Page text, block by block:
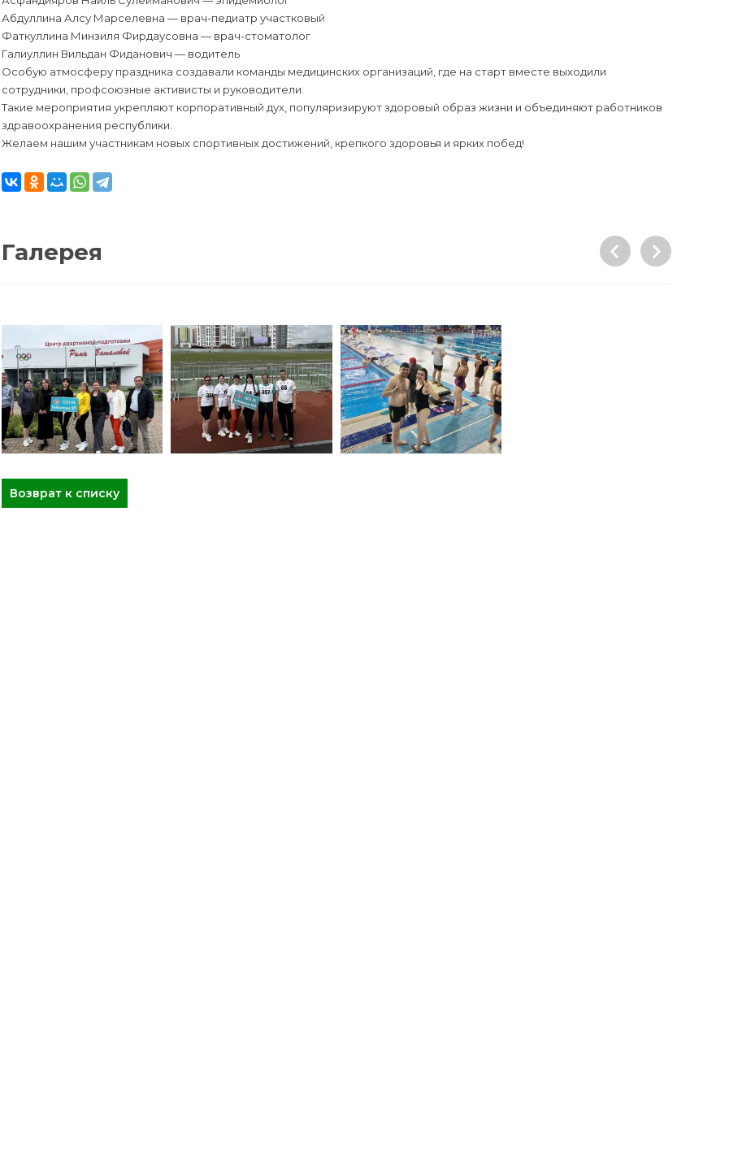
Абдуллина Алсу Марселевна — врач-педиатр участковый
Фаткуллина Минзиля Фирдаусовна — врач-стоматолог
Галиуллин Вильдан Фиданович — водитель
Особую атмосферу праздника создавали команды медицинских организаций, где на старт вместе выходили
сотрудники, профсоюзные активисты и руководители.
Такие мероприятия укрепляют корпоративный дух, популяризируют здоровый образ жизни и объединяют работников
здравоохранения республики.
Желаем нашим участникам новых спортивных достижений, крепкого здоровья и ярких побед!
Галерея
Возврат к списку